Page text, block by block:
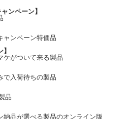
ンペーン】
ャンペーン特価品
ケがついて来る製品
で入荷待ちの製品
品
納品が選べる製品のオンライン版